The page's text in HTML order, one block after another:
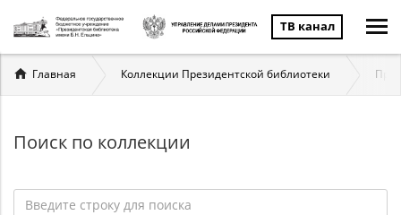
ТВ канал
Вы
здесь
Главная Коллекции Президентской библиотеки
Поиск по коллекции